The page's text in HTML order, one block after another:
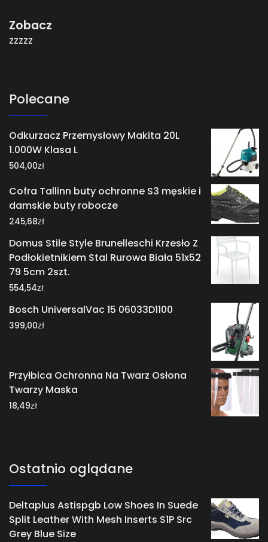
Zobacz
zzzzz
Polecane
Odkurzacz Przemysłowy Makita 20L
1.000W Klasa L
504,00zł
Cofra Tallinn buty ochronne S3 męskie i
damskie buty robocze
245,68zł
Domus Stile Style Brunelleschi Krzesło Z
Podłokietnikiem Stal Rurowa Biała 51x52
79 5cm 2szt.
554,54zł
Bosch UniversalVac 15 06033D1100
399,00zł
Przyłbica Ochronna Na Twarz Osłona
Twarzy Maska
18,49zł
Ostatnio oglądane
Deltaplus Astispgb Low Shoes In Suede
Split Leather With Mesh Inserts S1P Src
Grey Blue Size